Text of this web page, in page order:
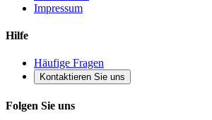
Impressum
Hilfe
Häufige Fragen
Kontaktieren Sie uns
Folgen Sie uns